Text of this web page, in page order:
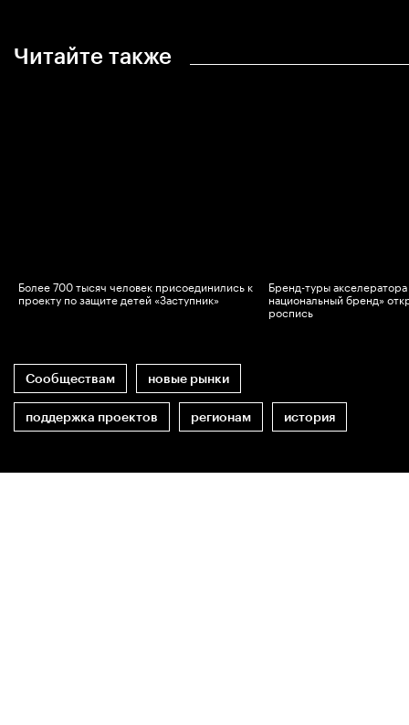
Читайте также
Более 700 тысяч человек присоединились к
проекту по защите детей «Заступник»
Бренд-туры
национальный бренд»
роспись
Сообществам новые рынки
поддержка проектов регионам история